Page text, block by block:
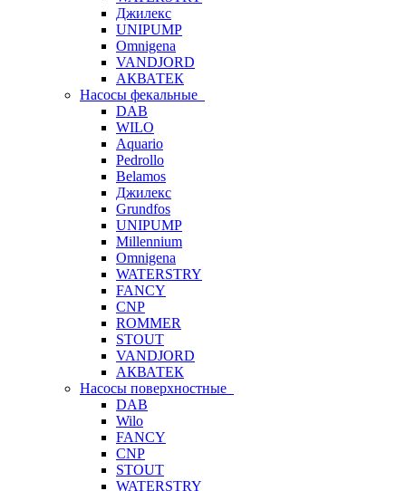
Джилекс
UNIPUMP
Omnigena
VANDJORD
АКВАТЕК
Насосы фекальные
DAB
WILO
Aquario
Pedrollo
Belamos
Джилекс
Grundfos
UNIPUMP
Millennium
Omnigena
WATERSTRY
FANCY
CNP
ROMMER
STOUT
VANDJORD
АКВАТЕК
Насосы поверхностные
DAB
Wilo
FANCY
CNP
STOUT
WATERSTRY